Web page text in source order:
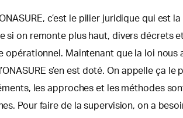
c’est le pilier juridique qui
on remonte plus haut, divers décrets
opérationnel. Maintenant que la loi
s’en est doté. On appelle ça
les approches et les méthodes
Pour faire de la supervision, on a